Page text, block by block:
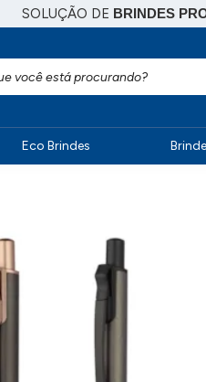
SOLUÇÃO DE BRINDES
Eco Brindes